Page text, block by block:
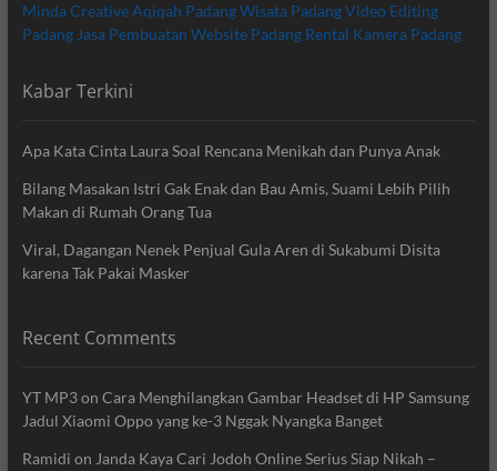
Minda CreativeAqiqah PadangWisata PadangVideo Editing
PadangJasa Pembuatan Website Padang Rental Kamera Padang
Kabar Terkini
Apa Kata Cinta Laura Soal Rencana Menikah dan Punya Anak
Bilang Masakan Istri Gak Enak dan Bau Amis, Suami Lebih Pilih
Makan di Rumah Orang Tua
Viral, Dagangan Nenek Penjual Gula Aren di Sukabumi Disita
karena Tak Pakai Masker
Recent Comments
YT MP3on Cara Menghilangkan Gambar Headset di HP Samsung
Jadul Xiaomi Oppo yang ke-3 Nggak Nyangka Banget
Ramidi on Janda Kaya Cari Jodoh Online Serius Siap Nikah –